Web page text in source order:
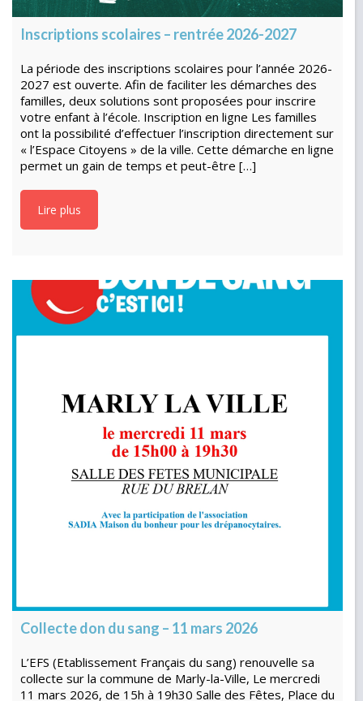
Inscriptions scolaires – rentrée 2026-2027
La période des inscriptions scolaires pour l’année 2026-
2027 est ouverte. Afin de faciliter les démarches des
familles, deux solutions sont proposées pour inscrire
votre enfant à l’école. Inscription en ligne Les familles
ont la possibilité d’effectuer l’inscription directement sur
« l’Espace Citoyens » de la ville. Cette démarche en ligne
permet un gain de temps et peut-être […]
Lire plus
Collecte don du sang – 11 mars 2026
L’EFS (Etablissement Français du sang) renouvelle sa
collecte sur la commune de Marly-la-Ville, Le mercredi
11 mars 2026, de 15h à 19h30 Salle des Fêtes, Place du